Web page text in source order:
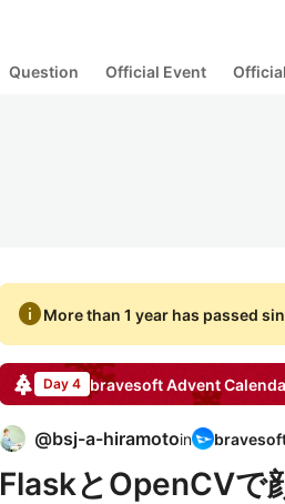
Question Official Event
infoMore than 1 year has passed
Day 4 bravesoftAdvent
@bsj-a-hiramotoin
FlaskとOpenCVで